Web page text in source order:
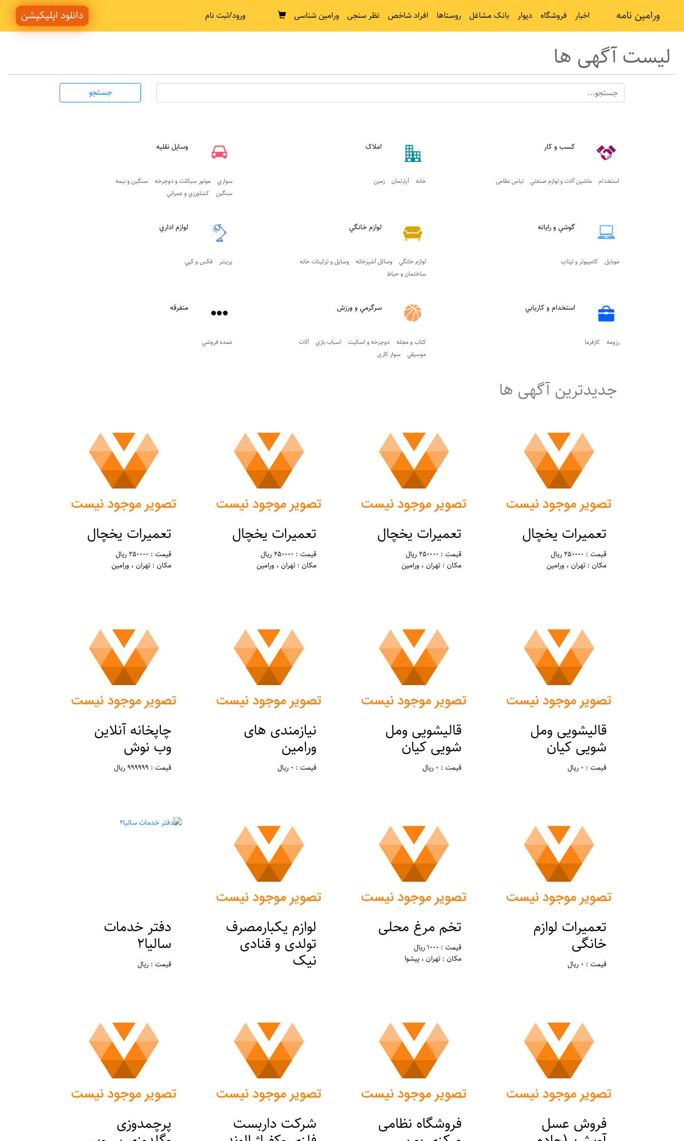
ورامین نامه اخبار فروشگاه دیوار بانک مشاغل روستاها افراد شاخص نظر سنجی ورامین شناسی ورود/ثبت نام دانلود اپلیکیشن
لیست آگهی ها
جستجو
کسب و کار
استخدام ماشين آلات و لوازم صنعتي لباس نظامی
املاک
خانه آپارتمان زمين
وسايل نقليه
سواري موتور سيکلت و دوچرخه
سنگين و نيمه
سنگين
کشاورزي و عمراني
گوشي و رايانه
موبايل کامپيوتر و لپتاپ
لوازم خانگي
لوازم خانگي وسائل آشپزخانه
وسايل و تزئينات خانه
ساختمان و حياط
لوازم اداري
پرينتر فکس و کپي
استخدام و کاريابي
رزومه کارفرما
سرگرمي و ورزش
کتاب و مجله دوچرخه و اسکيت اسباب بازي
آلات
موسيقي
سوار کاری
متفرقه
عمده فروشي
جدیدترین آگهی ها
تعمیرات یخچال
قیمت : 250000 ریال
مکان : تهران ، ورامین
تعمیرات یخچال
قیمت : 250000 ریال
مکان : تهران ، ورامین
تعمیرات یخچال
قیمت : 250000 ریال
مکان : تهران ، ورامین
تعمیرات یخچال
قیمت : 250000 ریال
مکان : تهران ، ورامین
قالیشویی ومل
شویی کیان
قیمت : 0 ریال
قالیشویی ومل
شویی کیان
قیمت : 0 ریال
نیازمندی های
ورامین
قیمت : 0 ریال
چاپخانه آنلاین
وب نوش
قیمت : 999999 ریال
تعمیرات لوازم
خانگی
قیمت : 0 ریال
تخم مرغ محلی
قیمت : 1000 ریال
مکان : تهران ، پیشوا
لوازم یکبارمصرف
تولدی و قنادی
نیک
دفتر خدمات
سالیا2
قیمت : ریال
فروش عسل فروشگاه نظامی شرکت داربست پرچمدوزی